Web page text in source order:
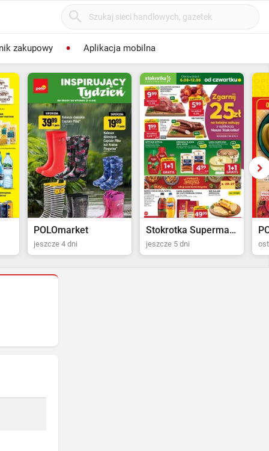
zakupowy Aplikacja mobilna
POLOmarket
jeszcze 4 dni
Stokrotka Supermarket
jeszcze 5 dni